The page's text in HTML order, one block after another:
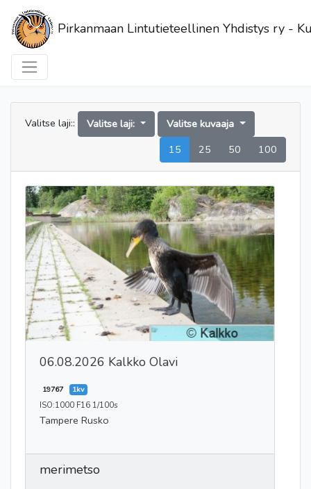
Pirkanmaan Lintutieteellinen Yhdistys ry -
Valitse laji:: Valitse laji:
Valitse kuvaaja
15
25 50 100
06.08.2026 Kalkko Olavi
19767 1kv
ISO:1000 F16 1/100s
Tampere Rusko
merimetso